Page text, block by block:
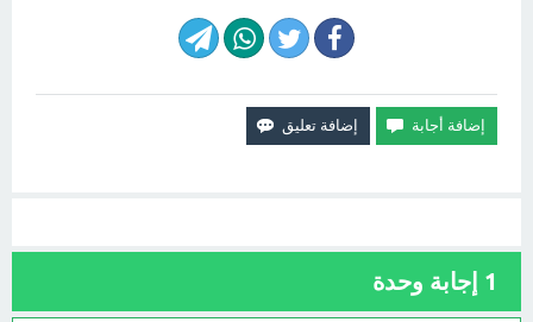
1 إجابة وحدة